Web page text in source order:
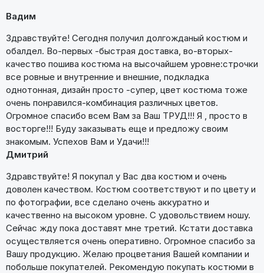
Вадим
Здравствуйте! Сегодня получил долгожданый костюм и
обалдел. Во-первых -быстрая доставка, во-вторых-
качество пошива костюма на высочайшем уровне:строчки
все ровные и внутренние и внешние, подкладка
однотонная, дизайн просто -супер, цвет костюма тоже
очень понравился-комбинация различных цветов.
Огромное спасибо всем Вам за Ваш ТРУД!!! Я , просто в
восторге!!! Буду заказывать еще и предложу своим
знакомым. Успехов Вам и Удачи!!!
Дмитрий
Здравствуйте! Я покупал у Вас два костюм и очень
доволен качеством. Костюм соответствуют и по цвету и
по фотографии, все сделано очень аккуратно и
качественно на высоком уровне. С удовольствием ношу.
Сейчас жду пока доставят мне третий. Кстати доставка
осуществляется очень оперативно. Огромное спасибо за
Вашу продукцию. Желаю процветания Вашей компании и
побольше покупателей. Рекомендую покупать костюми в